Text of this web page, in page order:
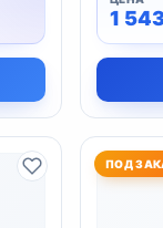
1
ПОД